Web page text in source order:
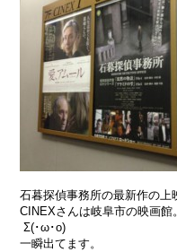
石暮探偵事務所の最新作の上
CINEXさんは岐阜市の映画
Σ(･ω･o)
一瞬出てます。